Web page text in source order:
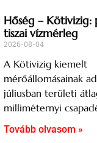
Hőség – Kötivizig:
tiszai vízmérleg
2026-08-04
A Kötivizig kiemelt
mérőállomásainak
júliusban területi
milliméternyi
Tovább olvasom »